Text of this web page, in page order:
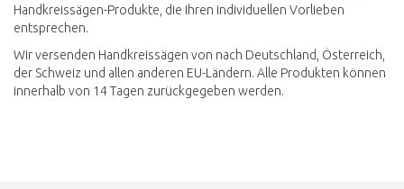
Handkreissägen-Produkte, die Ihren individuellen Vorlieben
entsprechen.
Wir versenden Handkreissägen von nach Deutschland, Österreich,
der Schweiz und allen anderen EU-Ländern. Alle Produkten können
innerhalb von 14 Tagen zurückgegeben werden.